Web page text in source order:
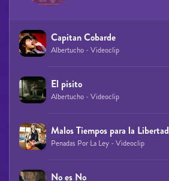
Capitan Cobarde
Albertucho - Videoclip
El pisito
Albertucho - Videoclip
Malos Tiempos para la Libertad
Penadas Por La Ley - Videoclip
No es No